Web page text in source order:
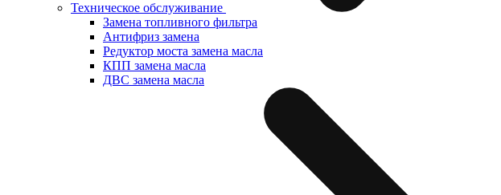
Техническое обслуживание
Замена топливного фильтра
Антифриз замена
Редуктор моста замена масла
КПП замена масла
ДВС замена масла